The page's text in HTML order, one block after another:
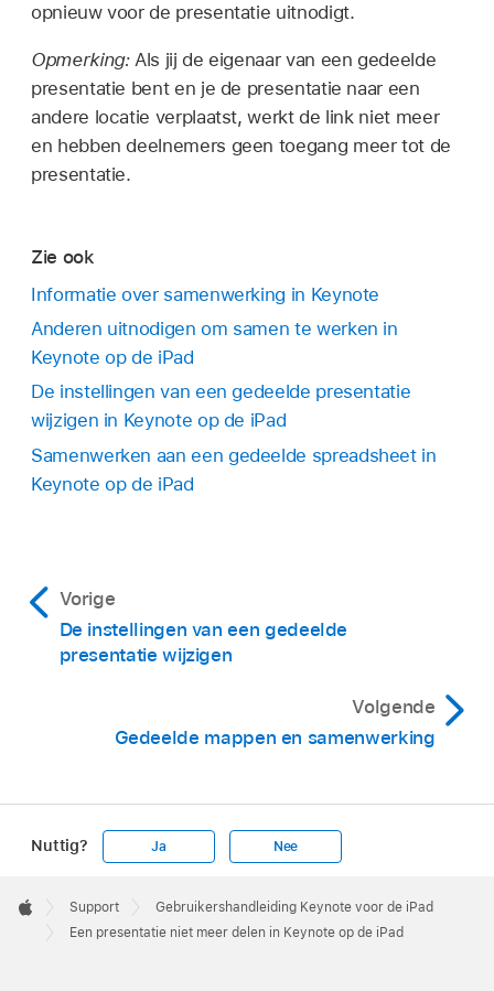
opnieuw voor de presentatie uitnodigt.
Opmerking:Als jij de eigenaar van een gedeelde
presentatie bent en je de presentatie naar een
andere locatie verplaatst, werkt de link niet meer
en hebben deelnemers geen toegang meer tot de
presentatie.
Zie ook
Informatie over samenwerking in Keynote
Anderen uitnodigen om samen te werken in
Keynote op de iPad
De instellingen van een gedeelde presentatie
wijzigen in Keynote op de iPad
Samenwerken aan een gedeelde spreadsheet in
Keynote op de iPad
Vorige
De instellingen van een gedeelde
presentatie wijzigen
Volgende
Gedeelde mappen en samenwerking
Nuttig? Ja Nee
Footer

Apple
Support
Gebruikershandleiding Keynote voor de iPad
Een presentatie niet meer delen in Keynote op de iPad